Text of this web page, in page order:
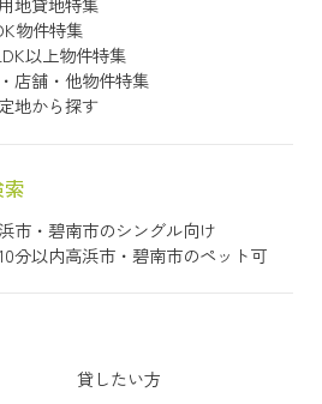
物件特集
以上物件特集
店舗・他物件特集
地から探す
市・碧南市のシングル向け
分以内高浜市・碧南市のペット可
貸したい方